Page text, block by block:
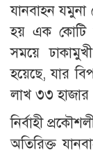
যানবাহন
হয় এক কোটি
সময়ে
হয়েছে, যার
লাখ ৩৩ হাজার
নির্বাহী
অতিরিক্ত